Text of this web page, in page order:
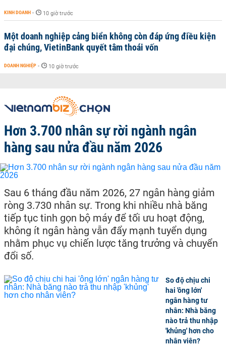
KINH DOANH - 10 giờ trước
Một doanh nghiệp cảng biển không còn đáp ứng điều kiện
đại chúng, VietinBank quyết tâm thoái vốn
DOANH NGHIỆP - 10 giờ trước
Hơn 3.700 nhân sự rời ngành ngân
hàng sau nửa đầu năm 2026
Sau 6 tháng đầu năm 2026, 27 ngân hàng giảm
ròng 3.730 nhân sự. Trong khi nhiều nhà băng
tiếp tục tinh gọn bộ máy để tối ưu hoạt động,
không ít ngân hàng vẫn đẩy mạnh tuyển dụng
nhằm phục vụ chiến lược tăng trưởng và chuyển
đổi số.
So độ chịu chi
hai 'ông lớn'
ngân hàng tư
nhân: Nhà băng
nào trả thu nhập
'khủng' hơn cho
nhân viên?